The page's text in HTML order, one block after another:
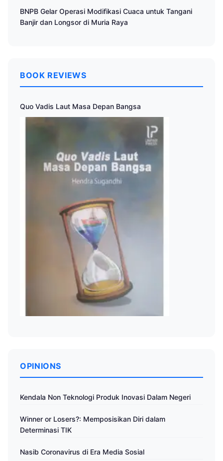
BNPB Gelar Operasi Modifikasi Cuaca untuk Tangani
Banjir dan Longsor di Muria Raya
BOOK REVIEWS
Quo Vadis Laut Masa Depan Bangsa
OPINIONS
Kendala Non Teknologi Produk Inovasi Dalam Negeri
Winner or Losers?: Memposisikan Diri dalam
Determinasi TIK
Nasib Coronavirus di Era Media Sosial